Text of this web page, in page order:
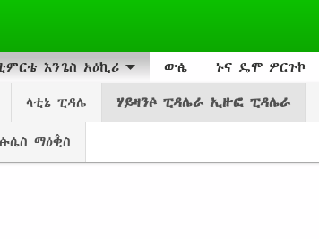
እንጌስ አዕኪሪ
ላቲኔ ፒዳሌ ሃይዛንꬆ ፒዳሌራ ኢዙፎ ፒዳሌራ
ማዕቂ̂ስ
ውꬄ ኑና ዴሞ ዎርጉኮ